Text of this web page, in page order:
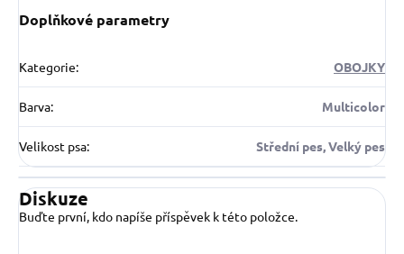
Doplňkové parametry
Kategorie: OBOJKY
Barva: Multicolor
Velikost psa: Střední pes, Velký pes
Diskuze
Buďte první, kdo napíše příspěvek k této položce.